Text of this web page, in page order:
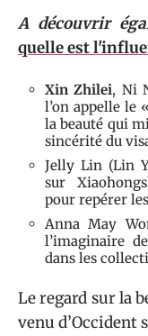
A découvrir
quelle est
Xin Zhilei, Ni
l’on appelle le
la beauté qui
sincérité du
Jelly Lin (Lin
sur
pour repérer
Anna May
l’imaginaire
dans les
Le regard sur la
venu d’Occident